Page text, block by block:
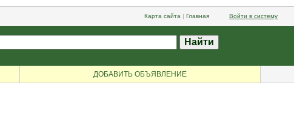
Карта сайта | Главная Войти в систему
ДОБАВИТЬ ОБЪЯВЛЕНИЕ